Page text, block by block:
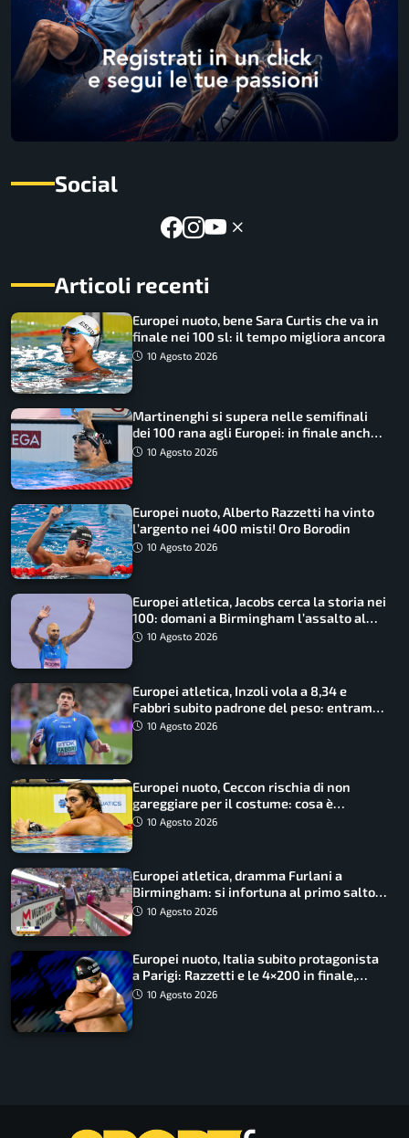
Social
Articoli recenti
Europei nuoto, bene Sara Curtis che va in
finale nei 100 sl: il tempo migliora ancora
10 Agosto 2026
Martinenghi si supera nelle semifinali
dei 100 rana agli Europei: in finale anche
Cerasuolo
10 Agosto 2026
Europei nuoto, Alberto Razzetti ha vinto
l’argento nei 400 misti! Oro Borodin
10 Agosto 2026
Europei atletica, Jacobs cerca la storia nei
100: domani a Birmingham l’assalto al
terzo oro consecutivo
10 Agosto 2026
Europei atletica, Inzoli vola a 8,34 e
Fabbri subito padrone del peso: entrambi
in finale col miglior risultato
10 Agosto 2026
Europei nuoto, Ceccon rischia di non
gareggiare per il costume: cosa è
successo
10 Agosto 2026
Europei atletica, dramma Furlani a
Birmingham: si infortuna al primo salto
ed esce in carrozzina
10 Agosto 2026
Europei nuoto, Italia subito protagonista
a Parigi: Razzetti e le 4×200 in finale,
Quadarella domina gli 800
10 Agosto 2026